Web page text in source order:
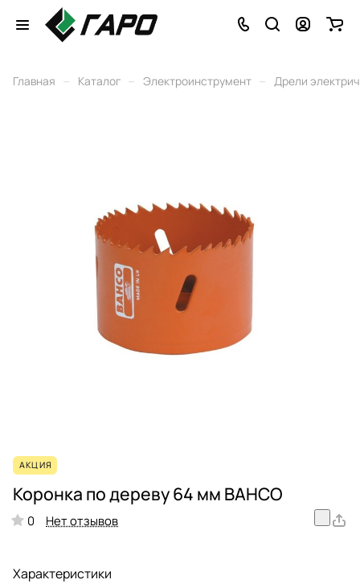
Главная – Каталог – Электроинструмент – Дрели
АКЦИЯ
Коронка по дереву 64 мм BAHCO
0 Нет отзывов
Характеристики